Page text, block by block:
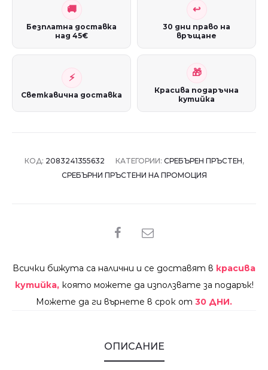
Безплатна доставка
над 45€
30 дни право на
връщане
Светкавична доставка
Красива подаръчна
кутийка
КОД: 2083241355632 КАТЕГОРИИ: СРЕБЪРЕН ПРЪСТЕН,
СРЕБЪРНИ ПРЪСТЕНИ НА ПРОМОЦИЯ
SHARE
Всички бижута са налични и се доставят в красива
кутийка, която можете да използвате за подарък!
Можете да ги върнете в срок от 30 ДНИ.
ОПИСАНИЕ